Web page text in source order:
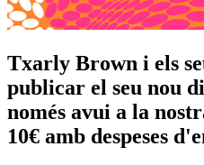
Txarly Brown i els
publicar el seu nou
només avui a la
10€ amb despeses